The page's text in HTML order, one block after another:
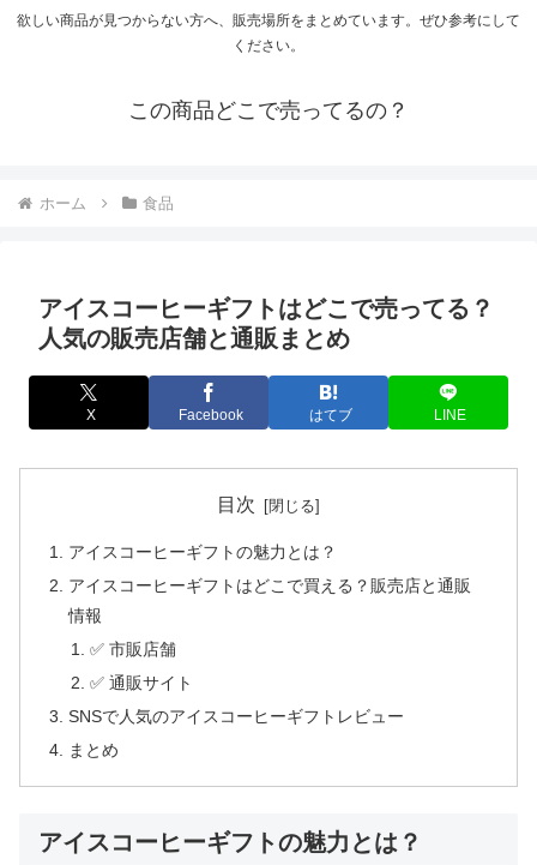
欲しい商品が見つからない方へ、販売場所をまとめています。ぜひ参考にして
ください。
この商品どこで売ってるの？
ホーム 食品
アイスコーヒーギフトはどこで売ってる？
人気の販売店舗と通販まとめ
X Facebook はてブ LINE
目次
アイスコーヒーギフトの魅力とは？
アイスコーヒーギフトはどこで買える？販売店と通販
情報
✅ 市販店舗
✅ 通販サイト
SNSで人気のアイスコーヒーギフトレビュー
まとめ
アイスコーヒーギフトの魅力とは？